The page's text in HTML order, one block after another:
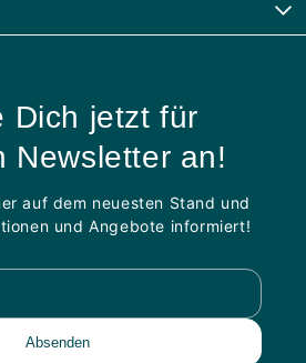
Dich jetzt für
Newsletter an!
auf dem neuesten Stand und
und Angebote informiert!